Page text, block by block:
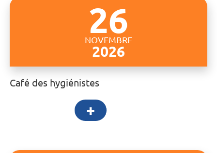
26
NOVEMBRE
2026
Café des hygiénistes
+